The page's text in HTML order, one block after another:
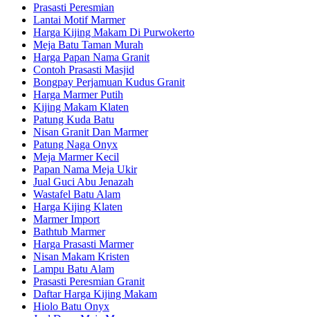
Prasasti Peresmian
Lantai Motif Marmer
Harga Kijing Makam Di Purwokerto
Meja Batu Taman Murah
Harga Papan Nama Granit
Contoh Prasasti Masjid
Bongpay Perjamuan Kudus Granit
Harga Marmer Putih
Kijing Makam Klaten
Patung Kuda Batu
Nisan Granit Dan Marmer
Patung Naga Onyx
Meja Marmer Kecil
Papan Nama Meja Ukir
Jual Guci Abu Jenazah
Wastafel Batu Alam
Harga Kijing Klaten
Marmer Import
Bathtub Marmer
Harga Prasasti Marmer
Nisan Makam Kristen
Lampu Batu Alam
Prasasti Peresmian Granit
Daftar Harga Kijing Makam
Hiolo Batu Onyx